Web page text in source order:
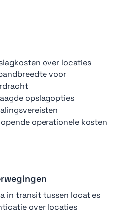
over locaties
voor
opslagopties
operationele kosten
in transit tussen locaties
over locaties